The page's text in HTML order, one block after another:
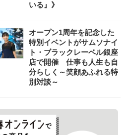
いる』》
オープン1周年を記念した
特別イベントがサムソナイ
ト・ブラックレーベル銀座
店で開催 仕事も人生も自
分らしく～笑顔あふれる特
別対談～